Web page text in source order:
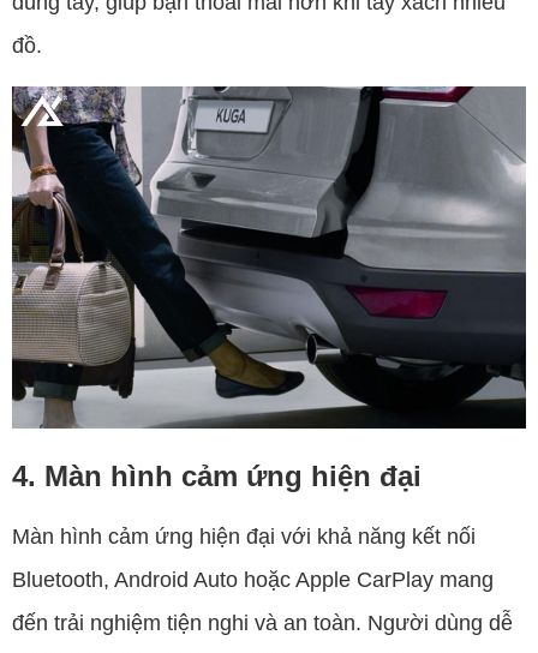
đồ.
4. Màn hình cảm ứng hiện đại
Màn hình cảm ứng hiện đại với khả năng kết nối
Bluetooth, Android Auto hoặc Apple CarPlay mang
đến trải nghiệm tiện nghi và an toàn. Người dùng dễ